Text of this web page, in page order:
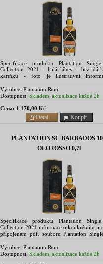
Specifikace produktu Plantation
Collection 2021 - holá láhev - bez
kartńku - foto je ilustrativní
Plantation Single...
Výrobce: Plantation Rum
Dostupnost: Skladem, aktualizace každé 2h
Cena: 1 170,00 Kč
Koupit
Detail
PLANTATION SC BARBADOS
OLOROSSO 0,7l
Specifikace produktu Plantation
Collection 2021 informace o konkrétním
připojeném pdf. souboru Plantation
Couture...
Výrobce: Plantation Rum
Dostupnost: Skladem, aktualizace každé 2h